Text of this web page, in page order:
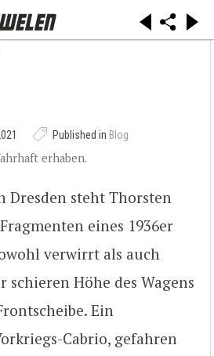
Published in Blog
erhaben.
Dresden steht Thorsten
eines 1936er
verwirrt als auch
schieren Höhe des Wagens
Ein
Cabrio, gefahren